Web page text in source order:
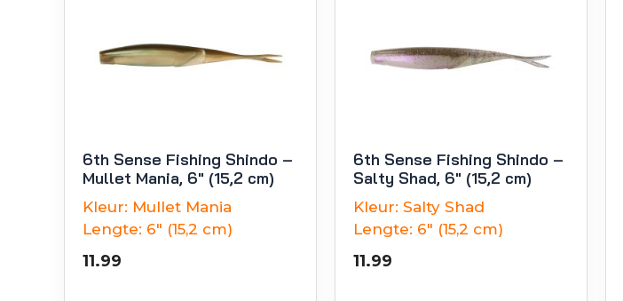
6th Sense Fishing Shindo –
Mullet Mania, 6″ (15,2 cm)
Kleur: Mullet Mania
Lengte: 6" (15,2 cm)
11.99
6th Sense Fishing Shindo –
Salty Shad, 6″ (15,2 cm)
Kleur: Salty Shad
Lengte: 6" (15,2 cm)
11.99